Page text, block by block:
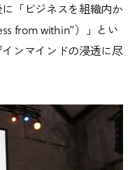
「ビジネスを組織内か
from within”）」とい
ンマインドの浸透に尽